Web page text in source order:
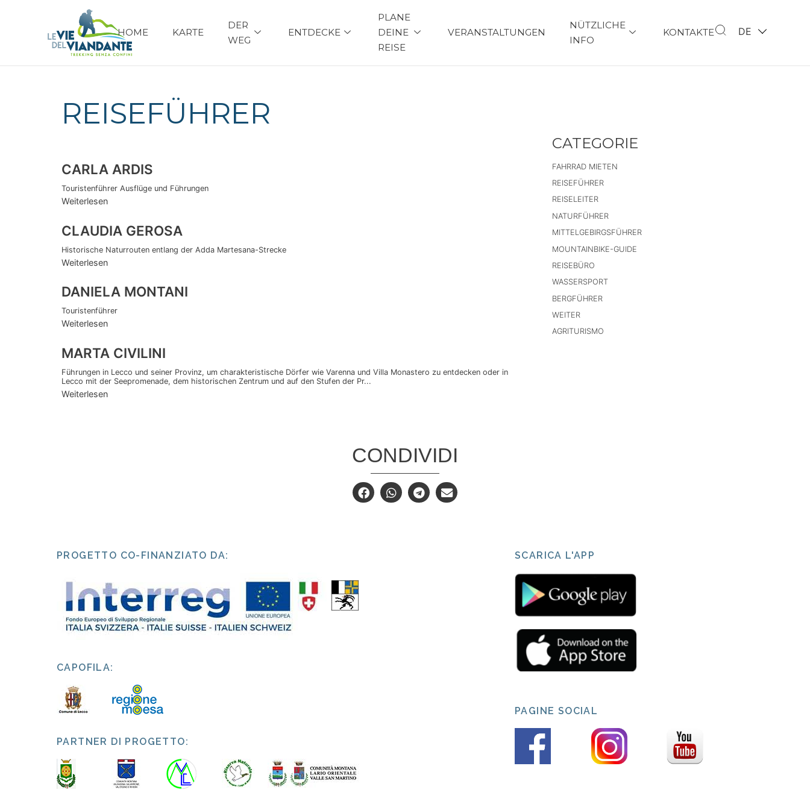
HOME KARTE
DER
WEG
ENTDECKE
PLANE
DEINE
REISE
VERANSTALTUNGEN
NÜTZLICHE
INFO
KONTAKTE DE
REISEFÜHRER
CARLA ARDIS
Touristenführer Ausflüge und Führungen
Weiterlesen
CLAUDIA GEROSA
Historische Naturrouten entlang der Adda Martesana-Strecke
Weiterlesen
DANIELA MONTANI
Touristenführer
Weiterlesen
MARTA CIVILINI
Führungen in Lecco und seiner Provinz, um charakteristische Dörfer wie Varenna und Villa Monastero zu entdecken oder in
Lecco mit der Seepromenade, dem historischen Zentrum und auf den Stufen der Pr...
Weiterlesen
CATEGORIE
FAHRRAD MIETEN
REISEFÜHRER
REISELEITER
NATURFÜHRER
MITTELGEBIRGSFÜHRER
MOUNTAINBIKE-GUIDE
REISEBÜRO
WASSERSPORT
BERGFÜHRER
WEITER
AGRITURISMO
CONDIVIDI
PROGETTO CO-FINANZIATO DA:
CAPOFILA:
PARTNER DI PROGETTO:
SCARICA L'APP
PAGINE SOCIAL